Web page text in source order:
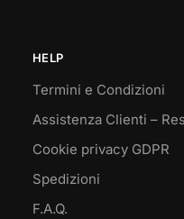
HELP
Termini e Condizioni
Assistenza Clienti –
Cookie privacy GDPR
Spedizioni
F.A.Q.